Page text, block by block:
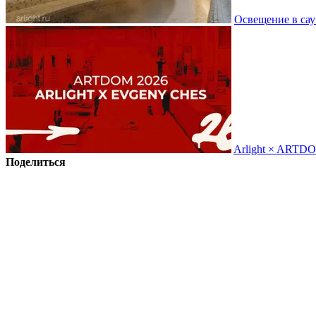
Освещение в
Arlight ×
Поделиться